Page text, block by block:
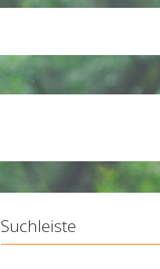
Suchleiste